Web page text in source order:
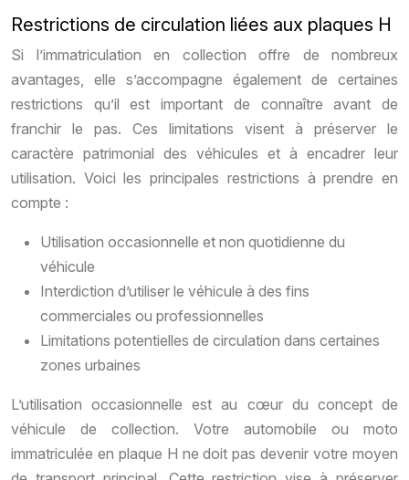
Restrictions de circulation liées aux plaques H
Si l’immatriculation en collection offre de nombreux
avantages, elle s’accompagne également de certaines
restrictions qu’il est important de connaître avant de
franchir le pas. Ces limitations visent à préserver le
caractère patrimonial des véhicules et à encadrer leur
utilisation. Voici les principales restrictions à prendre en
compte :
Utilisation occasionnelle et non quotidienne du
véhicule
Interdiction d’utiliser le véhicule à des fins
commerciales ou professionnelles
Limitations potentielles de circulation dans certaines
zones urbaines
L’utilisation occasionnelle est au cœur du concept de
véhicule de collection. Votre automobile ou moto
immatriculée en plaque H ne doit pas devenir votre moyen